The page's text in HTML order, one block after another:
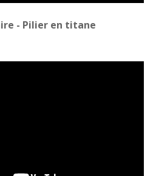
- Pilier en titane